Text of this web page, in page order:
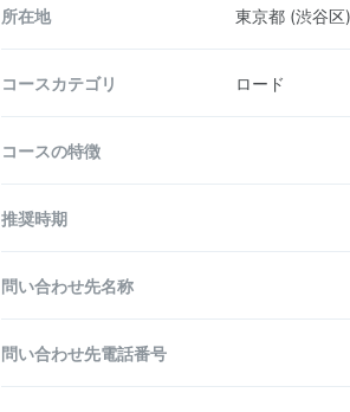
所在地 東京都 (渋谷区)
コース カテゴリ ロード
コースの特徴
推奨時期
問い合わせ先名称
問い合わせ先電話番号